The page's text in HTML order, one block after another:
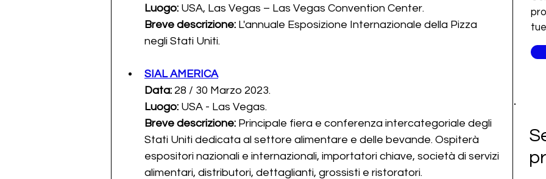
Luogo: USA, Las Vegas – Las Vegas Convention Center.
Breve descrizione: L'annuale Esposizione Internazionale della Pizza
negli Stati Uniti.
SIAL AMERICA
Data: 28 / 30 Marzo 2023.
Luogo: USA - Las Vegas.
Breve descrizione: Principale fiera e conferenza intercategoriale degli
Stati Uniti dedicata al settore alimentare e delle bevande. Ospiterà
espositori nazionali e internazionali, importatori chiave, società di servizi
alimentari, distributori, dettaglianti, grossisti e ristoratori.